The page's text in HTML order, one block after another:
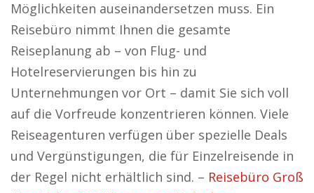
Möglichkeiten auseinandersetzen muss. Ein
Reisebüro nimmt Ihnen die gesamte
Reiseplanung ab – von Flug- und
Hotelreservierungen bis hin zu
Unternehmungen vor Ort – damit Sie sich voll
auf die Vorfreude konzentrieren können. Viele
Reiseagenturen verfügen über spezielle Deals
und Vergünstigungen, die für Einzelreisende in
der Regel nicht erhältlich sind. – Reisebüro Groß